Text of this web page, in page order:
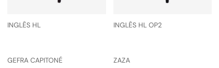
INGLÊS HL INGLÊS HL OP2
GEFRA CAPITONÉ ZAZA